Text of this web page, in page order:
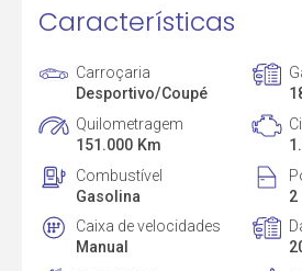
Características
Carroçaria
Desportivo/Coupé
Quilometragem
151.000 Km
Combustível
Gasolina
2
Caixa de velocidades
Manual